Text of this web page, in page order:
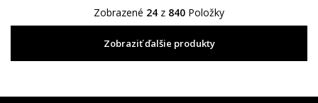
Zobrazené 24 z 840 Položky
Zobraziť ďalšie produkty